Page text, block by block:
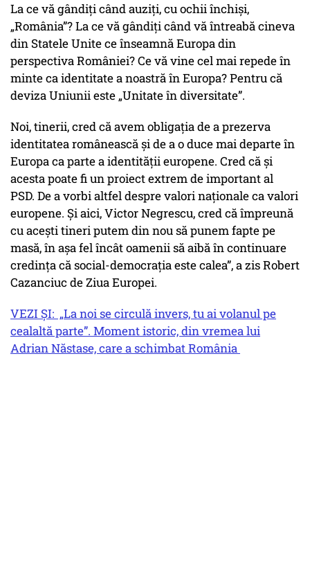
La ce vă gândiți când auziți, cu ochii închiși,
„România”? La ce vă gândiți când vă întreabă cineva
din Statele Unite ce înseamnă Europa din
perspectiva României? Ce vă vine cel mai repede în
minte ca identitate a noastră în Europa? Pentru că
deviza Uniunii este „Unitate în diversitate”.
Noi, tinerii, cred că avem obligația de a prezerva
identitatea românească și de a o duce mai departe în
Europa ca parte a identității europene. Cred că și
acesta poate fi un proiect extrem de important al
PSD. De a vorbi altfel despre valori naționale ca valori
europene. Și aici, Victor Negrescu, cred că împreună
cu acești tineri putem din nou să punem fapte pe
masă, în așa fel încât oamenii să aibă în continuare
credința că social-democrația este calea”, a zis Robert
Cazanciuc de Ziua Europei.
VEZI ȘI: „La noi se circulă invers, tu ai volanul pe
cealaltă parte”. Moment istoric, din vremea lui
Adrian Năstase, care a schimbat România